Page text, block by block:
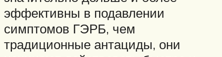
эффективны в подавлении
симптомов ГЭРБ, чем
традиционные антациды, они